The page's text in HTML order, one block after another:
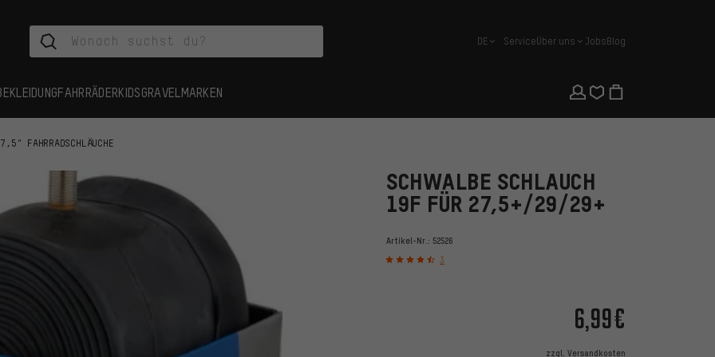
Deutsch
DE ServiceÜber uns JobsBlog
FAHRRÄDERKIDSGRAVEL MARKEN
FAHRRADSCHLÄUCHE
SCHWALBE SCHLAUCH
19F FÜR 27,5+/29/29+
Artikel-Nr.: 52526
3
6,99€
zzgl. Versandkosten